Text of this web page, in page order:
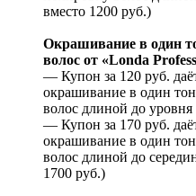
вместо 1200 руб.)
Окрашивание в один
волос от «Londa
— Купон за 120 руб.
окрашивание в один
волос длиной до
— Купон за 170 руб.
окрашивание в один
волос длиной до
1700 руб.)